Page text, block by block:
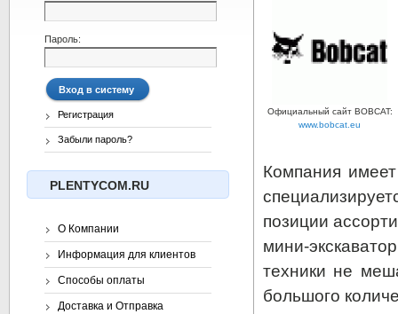
Официальный сайт BOBCAT:
www.bobcat.eu
Компания
позиции
мини-
техники не
большого
Пароль:
Регистрация
Забыли пароль?
PLENTYCOM.RU
О Компании
Информация для клиентов
Способы оплаты
Доставка и Отправка